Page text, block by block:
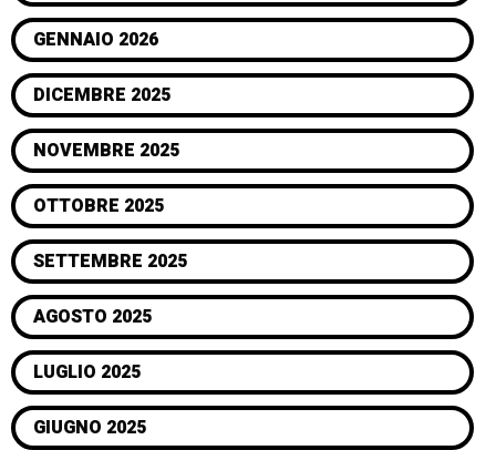
GENNAIO 2026
DICEMBRE 2025
NOVEMBRE 2025
OTTOBRE 2025
SETTEMBRE 2025
AGOSTO 2025
LUGLIO 2025
GIUGNO 2025